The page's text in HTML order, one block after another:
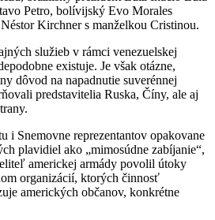
Petro, bolívijský Evo Morales
Kirchner s manželkou Cristinou.
služieb v rámci venezuelskej
existuje. Je však otázne,
dôvod na napadnutie suverénnej
predstavitelia Ruska, Číny, ale aj
i Snemovne reprezentantov opakovane
plavidiel ako „mimosúdne zabíjanie“,
americkej armády povolil útoky
organizácií, ktorých činnosť
amerických občanov, konkrétne